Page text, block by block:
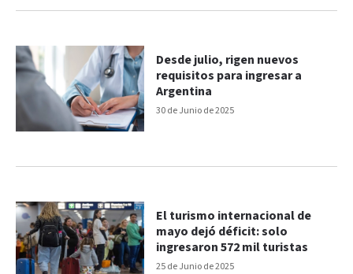
30 de Junio de 2025
Desde julio, rigen nuevos
requisitos para ingresar a
Argentina
25 de Junio de 2025
El turismo internacional de
mayo dejó déficit: solo
ingresaron 572 mil turistas